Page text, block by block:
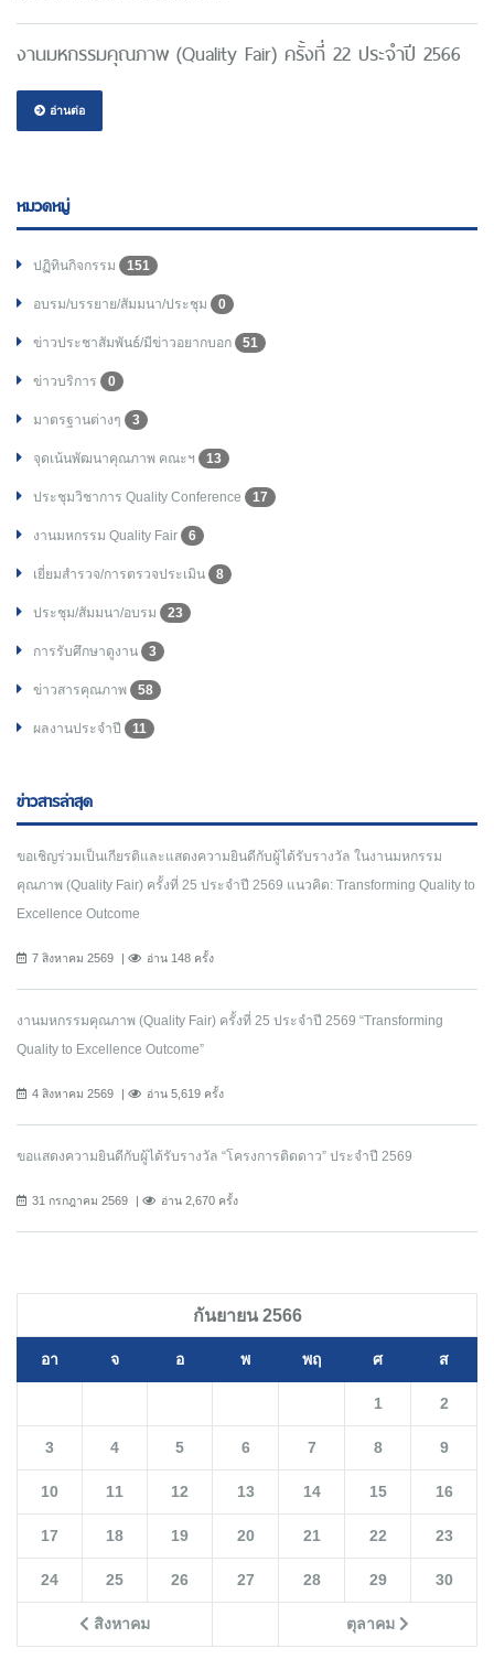
งานมหกรรมคุณภาพ (Quality Fair) ครั้งที่ 22 ประจำปี 2566
อ่านต่อ
หมวดหมู่
ปฏิทินกิจกรรม 151
อบรม/บรรยาย/สัมมนา/ประชุม 0
ข่าวประชาสัมพันธ์/มีข่าวอยากบอก 51
ข่าวบริการ 0
มาตรฐานต่างๆ 3
จุดเน้นพัฒนาคุณภาพ คณะฯ 13
ประชุมวิชาการ Quality Conference 17
งานมหกรรม Quality Fair 6
เยี่ยมสำรวจ/การตรวจประเมิน 8
ประชุม/สัมมนา/อบรม 23
การรับศึกษาดูงาน 3
ข่าวสารคุณภาพ 58
ผลงานประจำปี 11
ข่าวสารล่าสุด
ขอเชิญร่วมเป็นเกียรติและแสดงความยินดีกับผู้ได้รับรางวัล ในงานมหกรรม
คุณภาพ (Quality Fair) ครั้งที่ 25 ประจำปี 2569 แนวคิด: Transforming Quality to
Excellence Outcome
7 สิงหาคม 2569 อ่าน 148 ครั้ง
งานมหกรรมคุณภาพ (Quality Fair) ครั้งที่ 25 ประจำปี 2569 “Transforming
Quality to Excellence Outcome”
4 สิงหาคม 2569 อ่าน 5,619 ครั้ง
ขอแสดงความยินดีกับผู้ได้รับรางวัล “โครงการติดดาว” ประจำปี 2569
31 กรกฎาคม 2569 อ่าน 2,670 ครั้ง
กันยายน 2566
อา จ อ พ พฤ ศ ส
สิงหาคม ตุลาคม
1 2
3 4 5 6 7 8 9
10 11 12 13 14 15 16
17 18 19 20 21 22 23
24 25 26 27 28 29 30